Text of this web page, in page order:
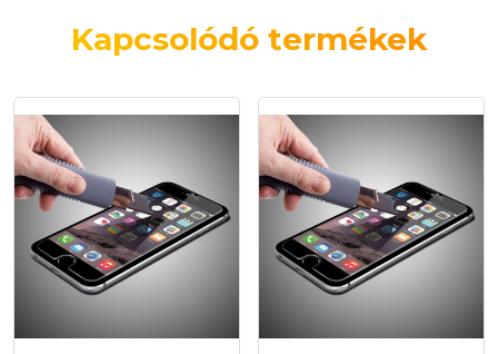
Kapcsolódó termékek